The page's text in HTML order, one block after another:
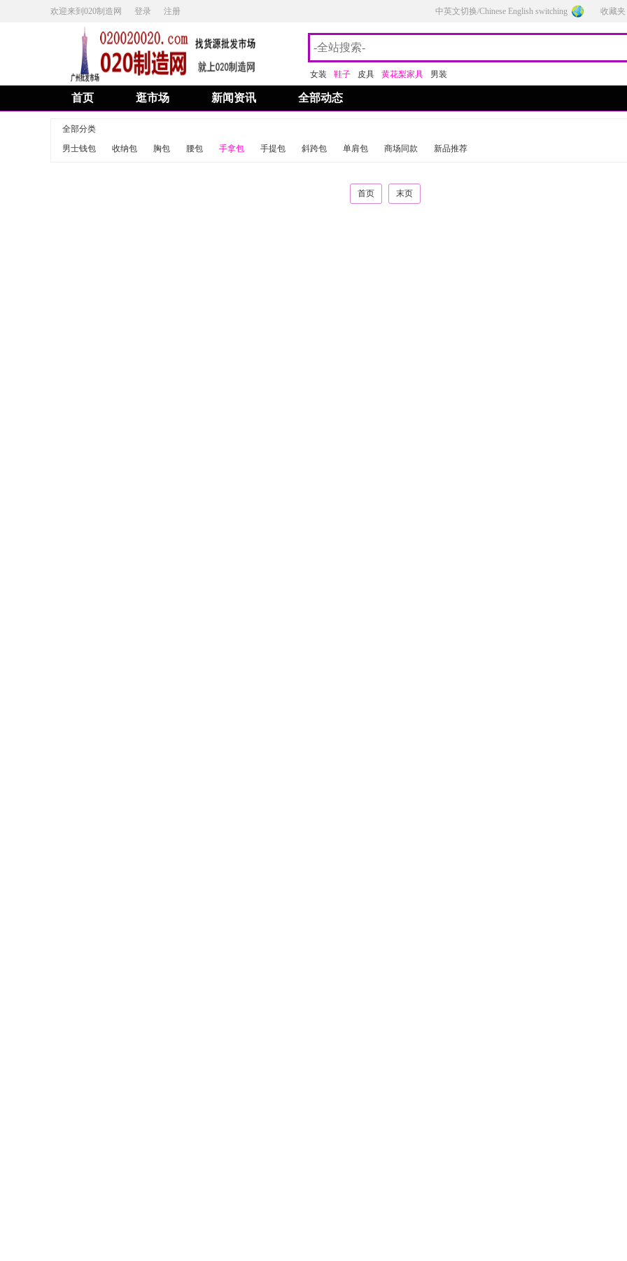
欢迎来到020制造网 登录 注册 中英文切换/Chinese English switching 收藏夹
女装 鞋子 皮具 黄花梨家具 男装
首页 逛市场 新闻资讯 全部动态
全部分类
男士钱包
收纳包 胸包 腰包 手拿包 手提包 斜跨包 单肩包 商场同款 新品推荐
首页 末页